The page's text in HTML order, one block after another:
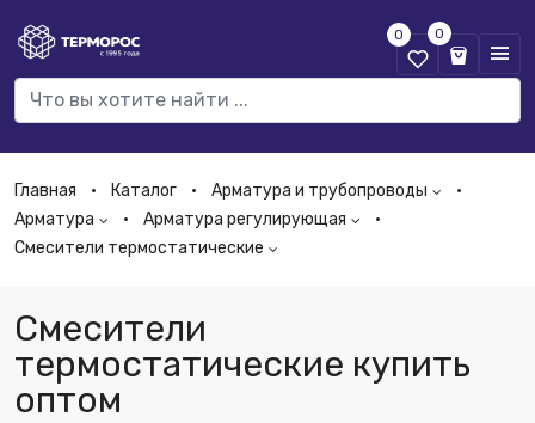
0 0
Главная Каталог
Арматура и трубопроводы
Арматура
Арматура регулирующая
Смесители термостатические
Смесители
термостатические купить
оптом